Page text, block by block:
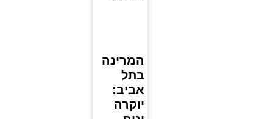
המרינה
בתל
אביב:
יוקרה